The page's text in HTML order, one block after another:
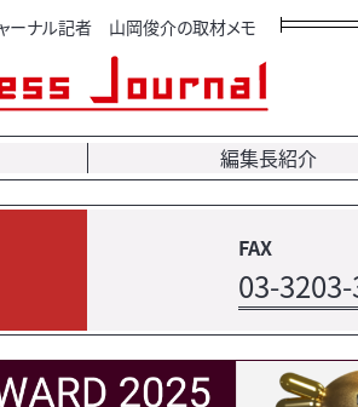
ーナル記者 山岡俊介の取材メモ
編集長紹介
FAX
03-